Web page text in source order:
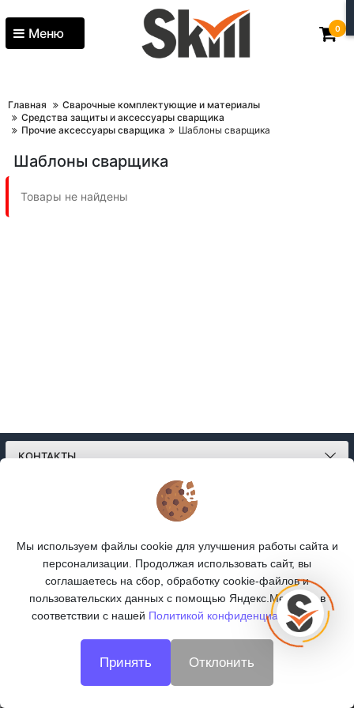
Меню 0
Главная
Сварочные комплектующие и материалы
Средства защиты и аксессуары сварщика
Прочие аксессуары сварщика
Шаблоны сварщика
Шаблоны сварщика
Товары не найдены
КОНТАКТЫ
ПОДПИСКА
© 2026 Интернет-магазин oooskill.ru
Мы используем файлы cookie для улучшения работы сайта и
персонализации. Продолжая использовать сайт, вы
соглашаетесь на сбор, обработку cookie-файлов и
пользовательских данных с помощью Яндекс.Метрика, в
соответствии с нашей Политикой конфиденциальности.
Принять Отклонить